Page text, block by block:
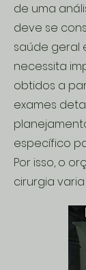
de uma
deve se
saúde geral
necessita
obtidos a
exames
específico
Por isso, o
cirurgia